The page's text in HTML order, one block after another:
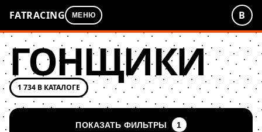
FATRACING МЕНЮ В
ГОНЩИКИ
1 734 В КАТАЛОГЕ
ПОКАЗАТЬ ФИЛЬТРЫ 1